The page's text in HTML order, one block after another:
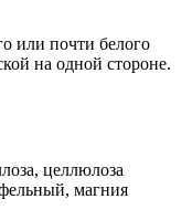
или почти белого
на одной стороне.
целлюлоза
магния